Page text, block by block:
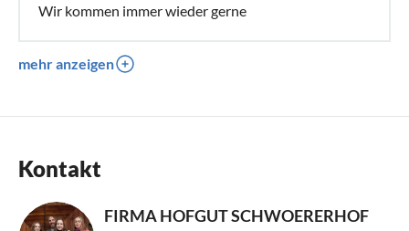
Wir kommen immer wieder gerne
mehr anzeigen
Kontakt
FIRMA HOFGUT SCHWOERERHOF